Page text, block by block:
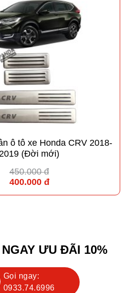
ô tô xe Honda CRV 2018-
(Đời mới)
450.000 đ
400.000 đ
ƯU ĐÃI 10%
Gọi ngay:
0933.74.6996